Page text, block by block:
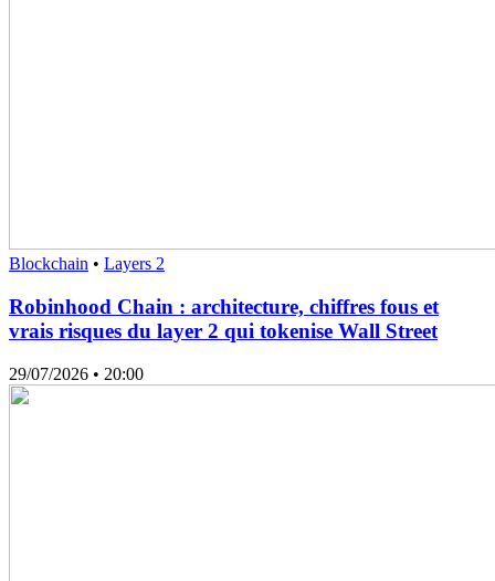
Blockchain • Layers 2
Robinhood Chain : architecture, chiffres fous et
vrais risques du layer 2 qui tokenise Wall Street
29/07/2026 • 20:00